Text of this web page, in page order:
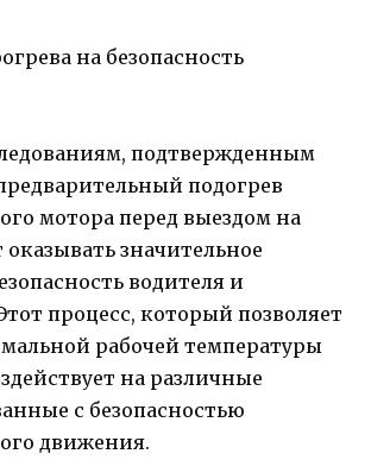
подтвержденным
подогрев
мотора перед выездом на
значительное
водителя и
процесс, который позволяет
рабочей температуры
на различные
с безопасностью
движения.